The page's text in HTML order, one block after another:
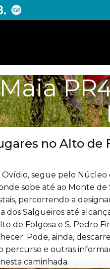
no Alto
segue pelo Núcleo
sobe até ao Monte
percorrendo a
dos Salgueiros até
de Folgosa e S. Pedro
Pode, ainda,
percurso e outras
caminhada.